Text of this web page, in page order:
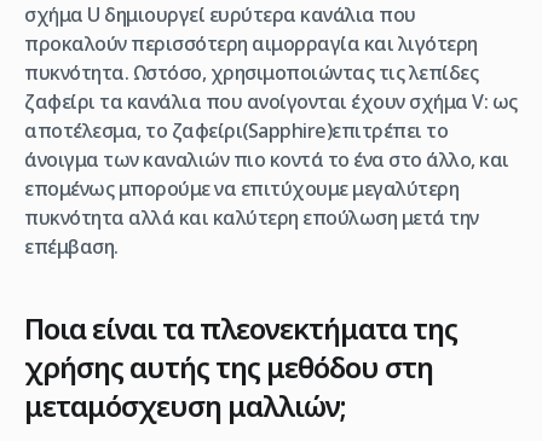
σχήμα U δημιουργεί ευρύτερα κανάλια που
προκαλούν περισσότερη αιμορραγία και λιγότερη
πυκνότητα. Ωστόσο, χρησιμοποιώντας τις λεπίδες
ζαφείρι τα κανάλια που ανοίγονται έχουν σχήμα V: ως
αποτέλεσμα, το ζαφείρι(Sapphire)επιτρέπει το
άνοιγμα των καναλιών πιο κοντά το ένα στο άλλο, και
επομένως μπορούμε να επιτύχουμε μεγαλύτερη
πυκνότητα αλλά και καλύτερη επούλωση μετά την
επέμβαση.
Ποια είναι τα πλεονεκτήματα της
χρήσης αυτής της μεθόδου στη
μεταμόσχευση μαλλιών;